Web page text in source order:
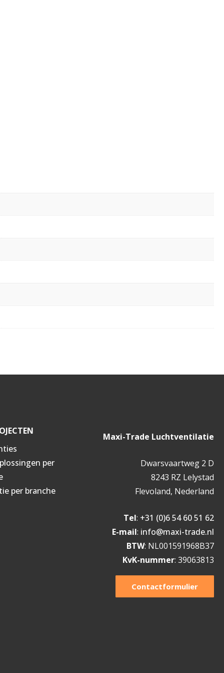
per
per branche
Maxi-Trade Luchtventilatie
Dwarsvaartweg 2 D
8243 RZ Lelystad
Flevoland, Nederland
Tel: +31 (0)6 54 60 51 62
E-mail: info@maxi-trade.nl
BTW: NL001591968B37
KvK-nummer: 39063813
Contactformulier